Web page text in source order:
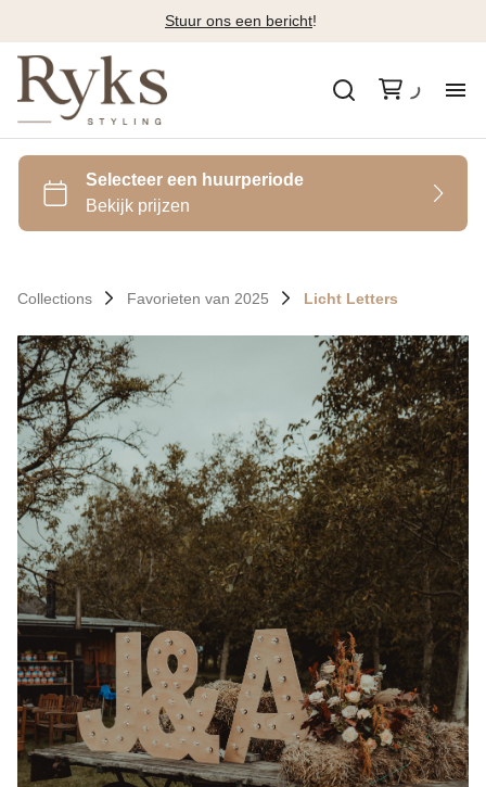
Stuur ons een bericht!
Collections Favorieten van 2025 Licht Letters